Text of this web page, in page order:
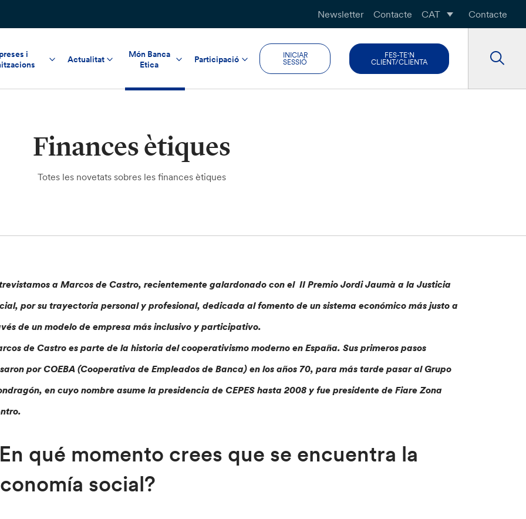
Newsletter Contacte CAT Contacte
i
Actualitat
Món Banca
Etica
Participació
INICIAR
SESSIÓ
FES-TE'N
CLIENT/CLIENTA
Finances ètiques
Totes les novetats sobres les finances ètiques
a Marcos de Castro, recientemente galardonado con el II Premio Jordi Jaumà a la Justicia
por su trayectoria personal y profesional, dedicada al fomento de un sistema económico más justo a
de un modelo de empresa más inclusivo y participativo.
de Castro es parte de la historia del cooperativismo moderno en España. Sus primeros pasos
por COEBA (Cooperativa de Empleados de Banca) en los años 70, para más tarde pasar al Grupo
en cuyo nombre asume la presidencia de CEPES hasta 2008 y fue presidente de Fiare Zona
qué momento crees que se encuentra la
social?